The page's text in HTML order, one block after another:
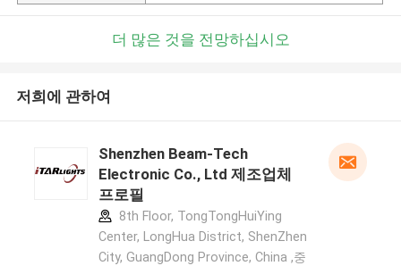
더 많은 것을 전망하십시오
저희에 관하여
Shenzhen Beam-Tech
Electronic Co., Ltd 제조업체
프로필
8th Floor, TongTongHuiYing
Center, LongHua District, ShenZhen
City, GuangDong Province, China ,중